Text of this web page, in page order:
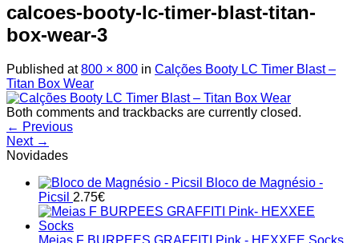
calcoes-booty-lc-timer-blast-titan-
box-wear-3
Published at800 × 800 in Calções Booty LC Timer Blast –
Titan Box Wear
Both comments and trackbacks are currently closed.
← Previous
Next →
Novidades
Bloco de Magnésio -
Picsil 2.75€
Meias F BURPEES GRAFFITI Pink - HEXXEE Socks